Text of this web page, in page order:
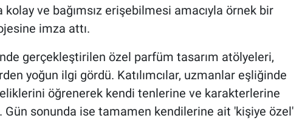
ve bağımsız erişebilmesi amacıyla örnek bir
imza attı.
gerçekleştirilen özel parfüm tasarım atölyeleri,
yoğun ilgi gördü. Katılımcılar, uzmanlar eşliğinde
öğrenerek kendi tenlerine ve karakterlerine
Gün sonunda ise tamamen kendilerine ait 'kişiye özel'